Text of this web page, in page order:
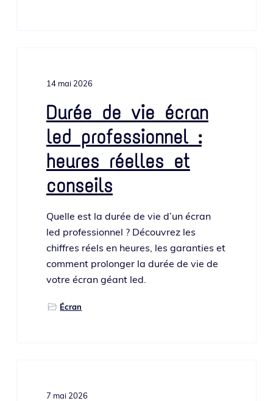
14 mai 2026
Durée de vie écran
led professionnel :
heures réelles et
conseils
Quelle est la durée de vie d’un écran
led pro­fes­sion­nel ? Découvrez les
chiffres réels en heures, les garan­ties et
com­ment pro­lon­ger la durée de vie de
votre écran géant led.
Écran
7 mai 2026